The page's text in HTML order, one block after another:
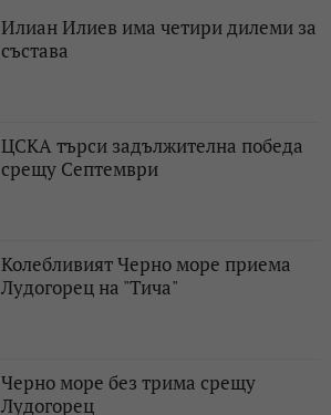
Илиан Илиев има четири дилеми за
състава
ЦСКА търси задължителна победа
срещу Септември
Колебливият Черно море приема
Лудогорец на "Тича"
Черно море без трима срещу
Лудогорец